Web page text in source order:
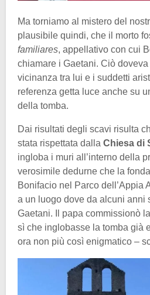
Ma torniamo al mistero del
plausibile quindi, che il morto
familiares, appellativo con cui
chiamare i Gaetani. Ciò
vicinanza tra lui e i suddetti
referenza getta luce anche su
della tomba.
Dai risultati degli scavi risulta
stata rispettata dalla Chiesa di
ingloba i muri all’interno della
verosimile dedurne che la
Bonifacio nel Parco dell’Appia
a un luogo dove da alcuni anni
Gaetani. Il papa commissionò
sì che inglobasse la tomba già
ora non più così enigmatico –